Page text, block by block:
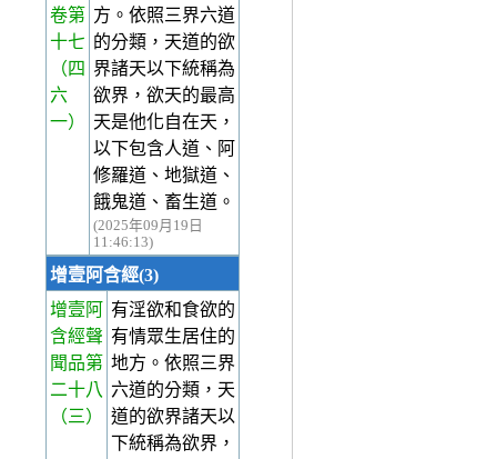
卷第
十七
（四
六
一）
方。依照三界六道
的分類，天道的欲
界諸天以下統稱為
欲界，欲天的最高
天是他化自在天，
以下包含人道、阿
修羅道、地獄道、
餓鬼道、畜生道。
(2025年09月19日
11:46:13)
增壹阿含經(3)
增壹阿
含經聲
聞品第
二十八
（三）
有淫欲和食欲的
有情眾生居住的
地方。依照三界
六道的分類，天
道的欲界諸天以
下統稱為欲界，